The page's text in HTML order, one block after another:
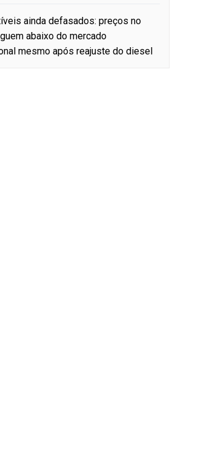
ainda defasados: preços no
abaixo do mercado
mesmo após reajuste do diesel